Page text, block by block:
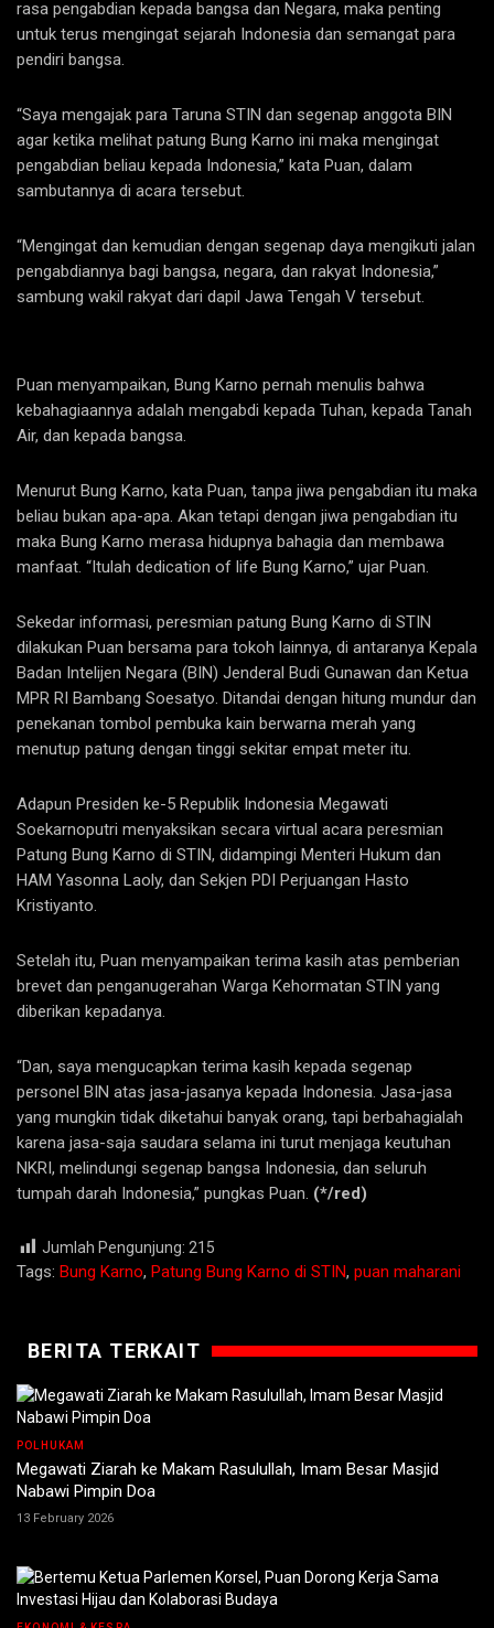
rasa pengabdian kepada bangsa dan Negara, maka penting
untuk terus mengingat sejarah Indonesia dan semangat para
pendiri bangsa.
“Saya mengajak para Taruna STIN dan segenap anggota BIN
agar ketika melihat patung Bung Karno ini maka mengingat
pengabdian beliau kepada Indonesia,” kata Puan, dalam
sambutannya di acara tersebut.
“Mengingat dan kemudian dengan segenap daya mengikuti jalan
pengabdiannya bagi bangsa, negara, dan rakyat Indonesia,”
sambung wakil rakyat dari dapil Jawa Tengah V tersebut.
Puan menyampaikan, Bung Karno pernah menulis bahwa
kebahagiaannya adalah mengabdi kepada Tuhan, kepada Tanah
Air, dan kepada bangsa.
Menurut Bung Karno, kata Puan, tanpa jiwa pengabdian itu maka
beliau bukan apa-apa. Akan tetapi dengan jiwa pengabdian itu
maka Bung Karno merasa hidupnya bahagia dan membawa
manfaat. “Itulah dedication of life Bung Karno,” ujar Puan.
Sekedar informasi, peresmian patung Bung Karno di STIN
dilakukan Puan bersama para tokoh lainnya, di antaranya Kepala
Badan Intelijen Negara (BIN) Jenderal Budi Gunawan dan Ketua
MPR RI Bambang Soesatyo. Ditandai dengan hitung mundur dan
penekanan tombol pembuka kain berwarna merah yang
menutup patung dengan tinggi sekitar empat meter itu.
Adapun Presiden ke-5 Republik Indonesia Megawati
Soekarnoputri menyaksikan secara virtual acara peresmian
Patung Bung Karno di STIN, didampingi Menteri Hukum dan
HAM Yasonna Laoly, dan Sekjen PDI Perjuangan Hasto
Kristiyanto.
Setelah itu, Puan menyampaikan terima kasih atas pemberian
brevet dan penganugerahan Warga Kehormatan STIN yang
diberikan kepadanya.
“Dan, saya mengucapkan terima kasih kepada segenap
personel BIN atas jasa-jasanya kepada Indonesia. Jasa-jasa
yang mungkin tidak diketahui banyak orang, tapi berbahagialah
karena jasa-saja saudara selama ini turut menjaga keutuhan
NKRI, melindungi segenap bangsa Indonesia, dan seluruh
tumpah darah Indonesia,” pungkas Puan. (*/red)
Jumlah Pengunjung: 215
Tags: Bung Karno, Patung Bung Karno di STIN, puan maharani
BERITA TERKAIT
POLHUKAM
Megawati Ziarah ke Makam Rasulullah, Imam Besar Masjid
Nabawi Pimpin Doa
13 February 2026